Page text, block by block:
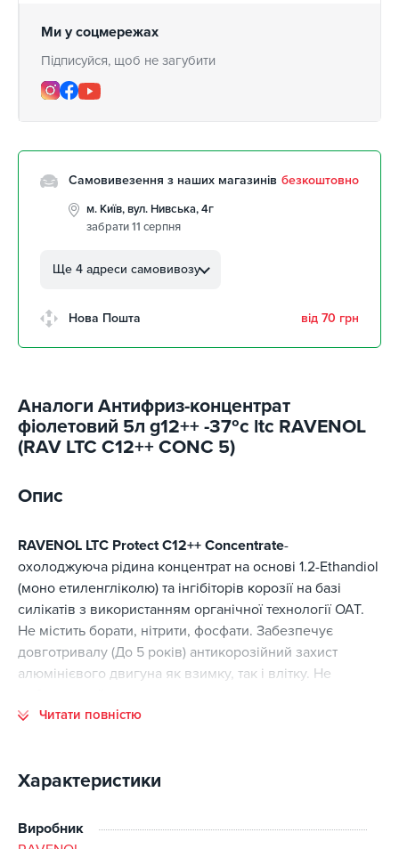
Ми у соцмережах
Підписуйся, щоб не загубити
Самовивезення з наших магазинів безкоштовно
м. Київ, вул. Нивська, 4г
забрати 11 серпня
Автолюбителів, 8а
Клинцівський авторинок
м. Київ, вул. Остафія
Дашкевича, 15
забрати 11 серпня
Ще 4 адреси самовивозу
Нова Пошта від 70 грн
Аналоги Антифриз-концентрат
фіолетовий 5л g12++ -37ºс ltc RAVENOL
(RAV LTC C12++ CONC 5)
Опис
RAVENOL LTC Protect C12++ Concentrate-
охолоджуюча рідина концентрат на основі 1.2-Ethandiol
(моно етиленгліколю) та інгібіторів корозії на базі
силікатів з використанням органічної технології OAT.
Не містить борати, нітрити, фосфати. Забезпечує
довготривалу (До 5 років) антикорозійний захист
алюмінієвого двигуна як взимку, так і влітку. Не
швидко виявити можливі місця витоку антифризу за
Концентрат антифризу RAVENOL LTC Protect C12++
Concentrate не слід застосовувати в нерозбавленому
Читати повністю
Характеристики
Виробник